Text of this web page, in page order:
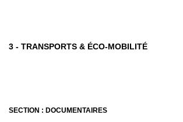
3 - TRANSPORTS & ÉCO-MOBILITÉ
SECTION : DOCUMENTAIRES